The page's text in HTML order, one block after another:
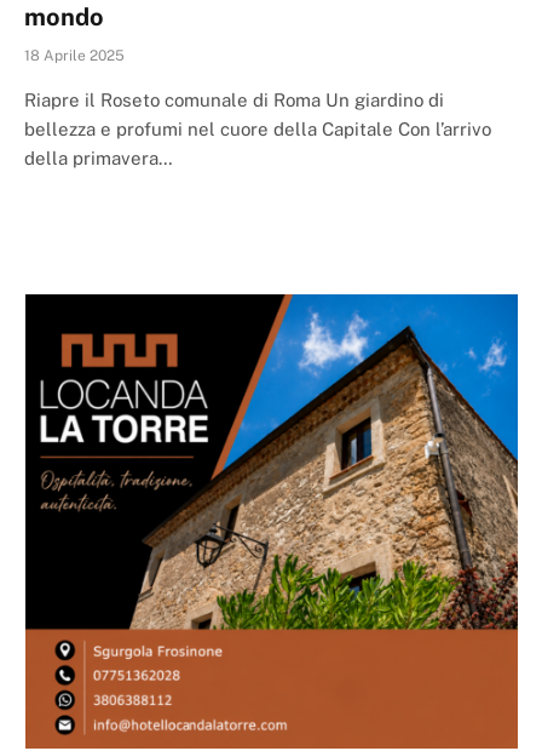
mondo
18 Aprile 2025
Riapre il Roseto comunale di Roma Un giardino di
bellezza e profumi nel cuore della Capitale Con l’arrivo
della primavera…